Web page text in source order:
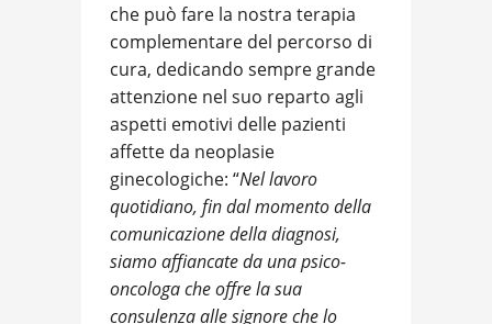
che può fare la nostra terapia
complementare del percorso di
cura, dedicando sempre grande
attenzione nel suo reparto agli
aspetti emotivi delle pazienti
affette da neoplasie
ginecologiche: “Nel lavoro
quotidiano, fin dal momento della
comunicazione della diagnosi,
siamo affiancate da una psico-
oncologa che offre la sua
consulenza alle signore che lo